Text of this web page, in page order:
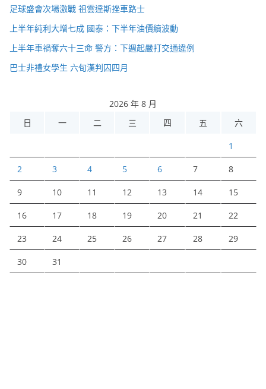
足球盛會次場激戰 祖雲達斯挫車路士
上半年純利大增七成 國泰：下半年油價續波動
上半年車禍奪六十三命 警方：下週起嚴打交通違例
巴士非禮女學生 六旬漢判囚四月
2026 年 8 月
日
一 二 三 四 五 六
1
2 3 4 5 6 7 8
9 10 11 12 13 14 15
16 17 18 19 20 21 22
23 24 25 26 27 28 29
30 31